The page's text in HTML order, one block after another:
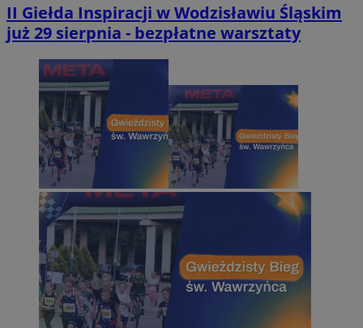
II Giełda Inspiracji w Wodzisławiu Śląskim
już 29 sierpnia - bezpłatne warsztaty